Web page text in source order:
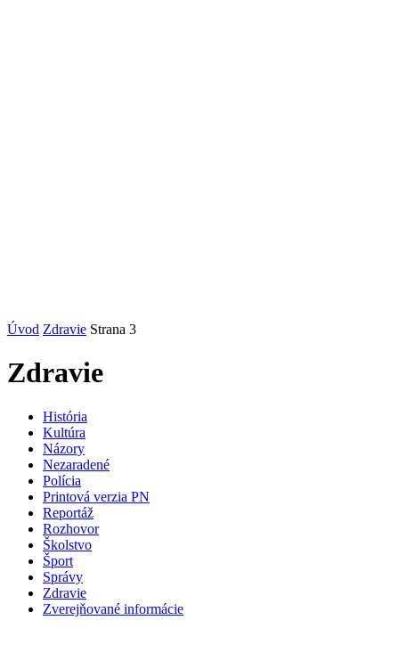
Úvod Zdravie Strana 3
Zdravie
História
Kultúra
Názory
Nezaradené
Polícia
Printová verzia PN
Reportáž
Rozhovor
Školstvo
Šport
Správy
Zdravie
Zverejňované informácie